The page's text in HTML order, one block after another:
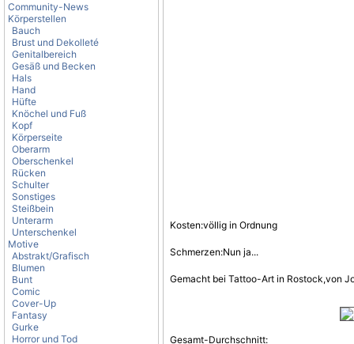
Community-News
Körperstellen
Bauch
Brust und Dekolleté
Genitalbereich
Gesäß und Becken
Hals
Hand
Hüfte
Knöchel und Fuß
Kopf
Körperseite
Oberarm
Oberschenkel
Rücken
Schulter
Sonstiges
Steißbein
Unterarm
Unterschenkel
Motive
Abstrakt/Grafisch
Blumen
Bunt
Comic
Cover-Up
Fantasy
Gurke
Horror und Tod
Kosten:völlig in Ordnung
Schmerzen:Nun ja...
Gemacht bei Tattoo-Art in Rostock,von
Gesamt-Durchschnitt: